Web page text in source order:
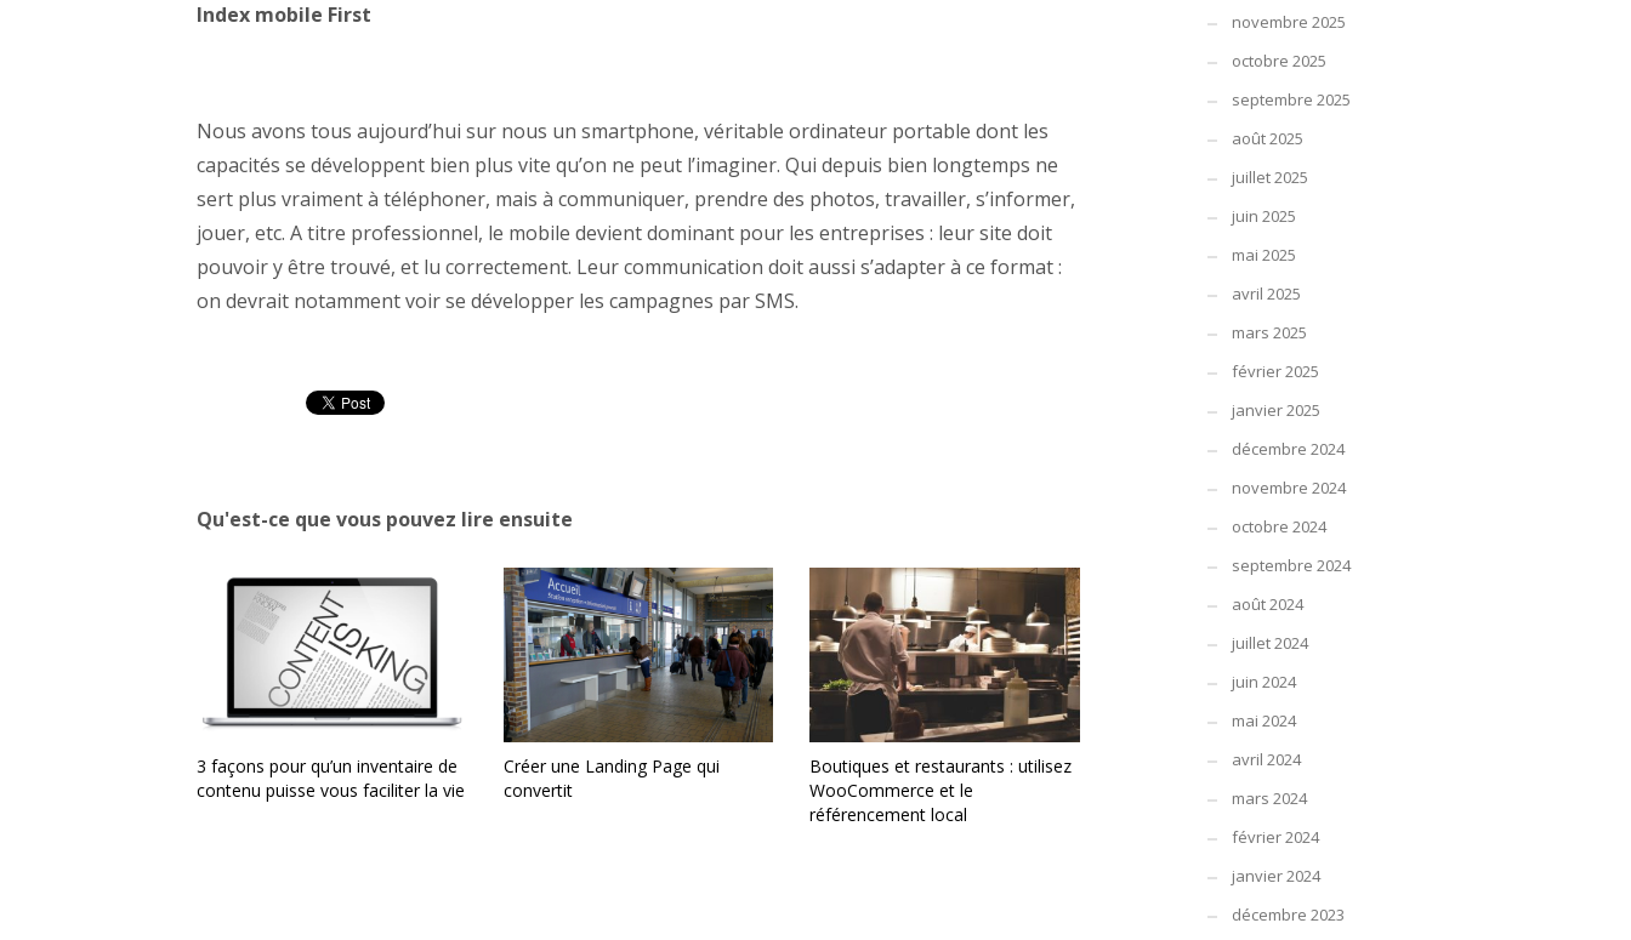
Index mobile First
Nous avons tous aujourd’hui sur nous un smartphone, véritable ordinateur portable dont les
capacités se développent bien plus vite qu’on ne peut l’imaginer. Qui depuis bien longtemps ne
sert plus vraiment à téléphoner, mais à communiquer, prendre des photos, travailler, s’informer,
jouer, etc. A titre professionnel, le mobile devient dominant pour les entreprises : leur site doit
pouvoir y être trouvé, et lu correctement. Leur communication doit aussi s’adapter à ce format :
on devrait notamment voir se développer les campagnes par SMS.
Qu'est-ce que vous pouvez lire ensuite
3 façons pour qu’un inventaire de
contenu puisse vous faciliter la vie
Créer une Landing Page qui
convertit
Boutiques et restaurants : utilisez
WooCommerce et le
référencement local
novembre 2025
octobre 2025
septembre 2025
août 2025
juillet 2025
juin 2025
mai 2025
avril 2025
mars 2025
février 2025
janvier 2025
décembre 2024
novembre 2024
octobre 2024
septembre 2024
août 2024
juillet 2024
juin 2024
mai 2024
avril 2024
mars 2024
février 2024
janvier 2024
décembre 2023